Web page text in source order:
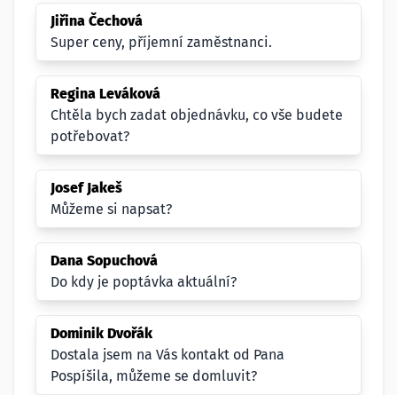
Jiřina Čechová
Super ceny, příjemní zaměstnanci.
Regina Leváková
Chtěla bych zadat objednávku, co vše budete
potřebovat?
Josef Jakeš
Můžeme si napsat?
Dana Sopuchová
Do kdy je poptávka aktuální?
Dominik Dvořák
Dostala jsem na Vás kontakt od Pana
Pospíšila, můžeme se domluvit?